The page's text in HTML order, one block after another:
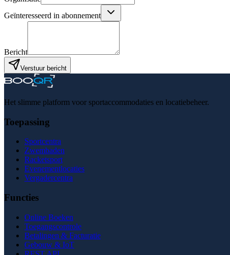
Geïnteresseerd in abonnement
Bericht
Verstuur bericht
Het slimme platform voor sportaccommodaties en locatiebeheer.
Toepassing
Sportcentra
Zwembaden
Racketsport
Evenementlocaties
Vergadercentra
Functies
Online Boeken
Toegangscontrole
Betalingen & Facturatie
Gebouw & IoT